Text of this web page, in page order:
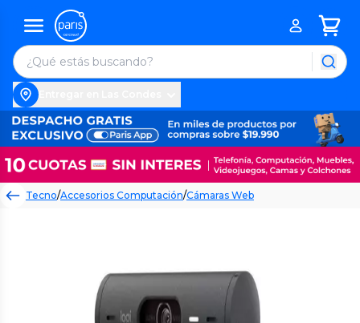
Tecno/Accesorios Computación/Cámaras Web